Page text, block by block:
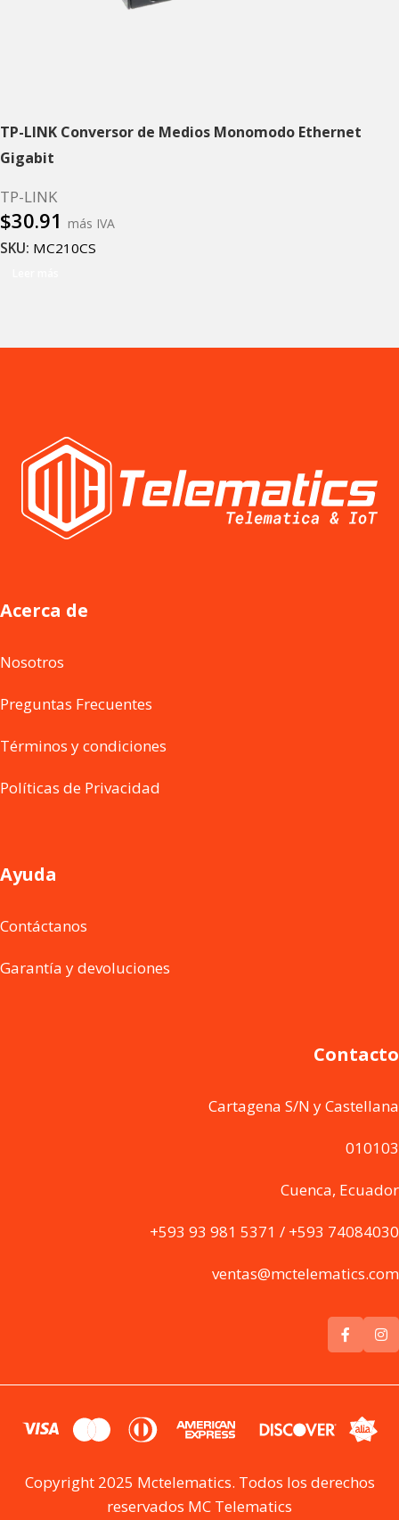
TP-LINK Conversor de Medios Monomodo Ethernet
Gigabit
TP-LINK
$30.91 más IVA
SKU: MC210CS
Acerca de
Nosotros
Preguntas Frecuentes
Términos y condiciones
Políticas de Privacidad
Ayuda
Contáctanos
Garantía y devoluciones
Contacto
Cartagena S/N y Castellana
010103
Cuenca, Ecuador
+593 93 981 5371 / +593 74084030
ventas@mctelematics.com
Copyright 2025 Mctelematics. Todos los derechos
reservados MC Telematics